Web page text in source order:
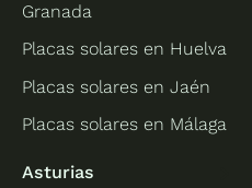
Granada
Placas solares en Huelva
Placas solares en Jaén
Placas solares en Málaga
Asturias